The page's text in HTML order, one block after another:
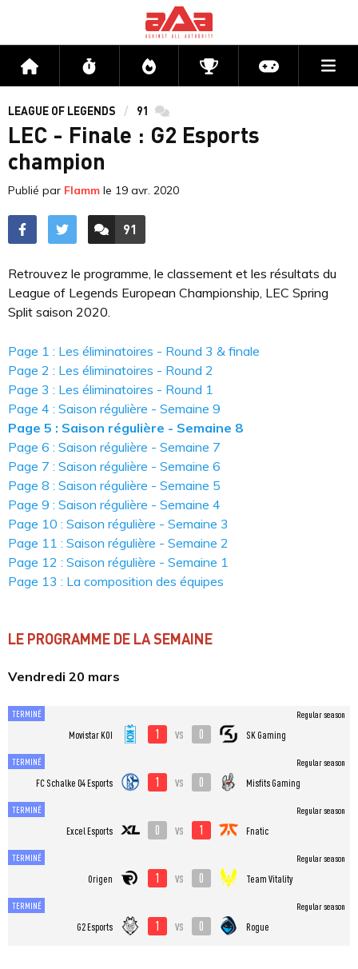
Accueil Flux Directs CompétitionsActu jeux
LEAGUE OF LEGENDS 91 commentaires
LEC - Finale : G2 Esports
champion
Publié par Flamm le 19 avr. 2020
ACCÉDER AUX
91
COMMENTAIRES
Retrouvez le programme, le classement et les résultats du
League of Legends European Championship, LEC Spring
Split saison 2020.
Page 1 : Les éliminatoires - Round 3 & finale
Page 2 : Les éliminatoires - Round 2
Page 3 : Les éliminatoires - Round 1
Page 4 : Saison régulière - Semaine 9
Page 5 : Saison régulière - Semaine 8
Page 6 : Saison régulière - Semaine 7
Page 7 : Saison régulière - Semaine 6
Page 8 : Saison régulière - Semaine 5
Page 9 : Saison régulière - Semaine 4
Page 10 : Saison régulière - Semaine 3
Page 11 : Saison régulière - Semaine 2
Page 12 : Saison régulière - Semaine 1
Page 13 : La composition des équipes
LE PROGRAMME DE LA SEMAINE
Vendredi 20 mars
TERMINÉ
Movistar KOI 1 vs 0 SK Gaming
Regular season
TERMINÉ
FC Schalke 04 Esports 1 vs 0 Misfits Gaming
Regular season
TERMINÉ
Excel Esports 0 vs 1 Fnatic
Regular season
TERMINÉ
Origen 1 vs 0 Team Vitality
Regular season
TERMINÉ
G2 Esports 1 vs 0 Rogue
Regular season